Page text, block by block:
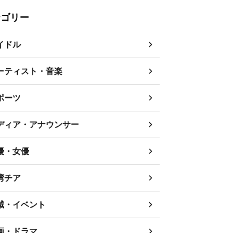
リー
ドル
ティスト・音楽
ーツ
ィア・アナウンサー
・女優
チア
・イベント